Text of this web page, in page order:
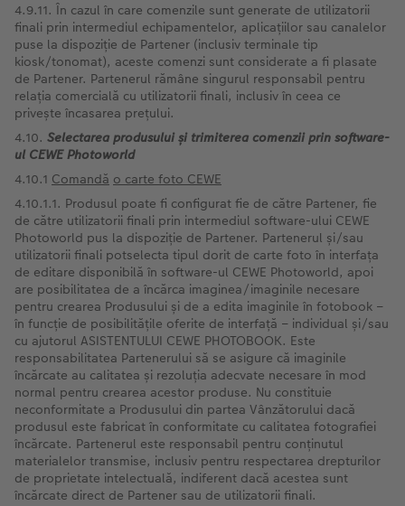
4.9.11. În cazul în care comenzile sunt generate de utilizatorii
finali prin intermediul echipamentelor, aplicațiilor sau canalelor
puse la dispoziție de Partener (inclusiv terminale tip
kiosk/tonomat), aceste comenzi sunt considerate a fi plasate
de Partener. Partenerul rămâne singurul responsabil pentru
relația comercială cu utilizatorii finali, inclusiv în ceea ce
privește încasarea prețului.
4.10. Selectarea produsului și trimiterea comenzii prin software-
ul CEWE Photoworld
4.10.1 Comandă o carte foto CEWE
4.10.1.1. Produsul poate fi configurat fie de către Partener, fie
de către utilizatorii finali prin intermediul software-ului CEWE
Photoworld pus la dispoziție de Partener. Partenerul și/sau
utilizatorii finali potselecta tipul dorit de carte foto în interfața
de editare disponibilă în software-ul CEWE Photoworld, apoi
are posibilitatea de a încărca imaginea/imaginile necesare
pentru crearea Produsului și de a edita imaginile în fotobook –
în funcție de posibilitățile oferite de interfață – individual și/sau
cu ajutorul ASISTENTULUI CEWE PHOTOBOOK. Este
responsabilitatea Partenerului să se asigure că imaginile
încărcate au calitatea și rezoluția adecvate necesare în mod
normal pentru crearea acestor produse. Nu constituie
neconformitate a Produsului din partea Vânzătorului dacă
produsul este fabricat în conformitate cu calitatea fotografiei
încărcate. Partenerul este responsabil pentru conținutul
materialelor transmise, inclusiv pentru respectarea drepturilor
de proprietate intelectuală, indiferent dacă acestea sunt
încărcate direct de Partener sau de utilizatorii finali.